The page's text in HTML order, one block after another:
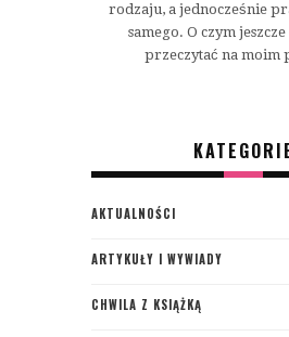
rodzaju, a jednocześnie
samego. O czym jeszcze
przeczytać na moim
AKTUALNOŚCI
ARTYKUŁY I WYWIADY
CHWILA Z KSIĄŻKĄ